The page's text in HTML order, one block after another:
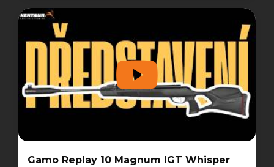
Gamo Replay 10 Magnum IGT Whisper